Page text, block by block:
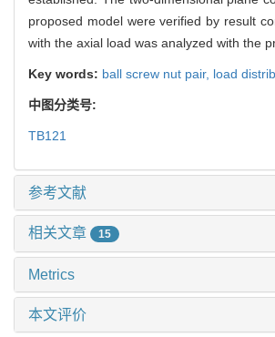
proposed model were verified by result
with the axial load was analyzed with the
Key words: ball screw nut pair, load
中图分类号:
TB121
参考文献
相关文章 15
Metrics
本文评价